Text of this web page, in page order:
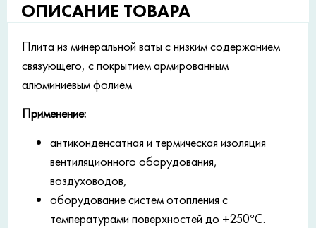
ОПИСАНИЕ ТОВАРА
Плита из минеральной ваты с низким содержанием
связующего, с покрытием армированным
алюминиевым фолием
Применение:
антиконденсатная и термическая изоляция
вентиляционного оборудования,
воздуховодов,
оборудование систем отопления с
температурами поверхностей до +250°С.